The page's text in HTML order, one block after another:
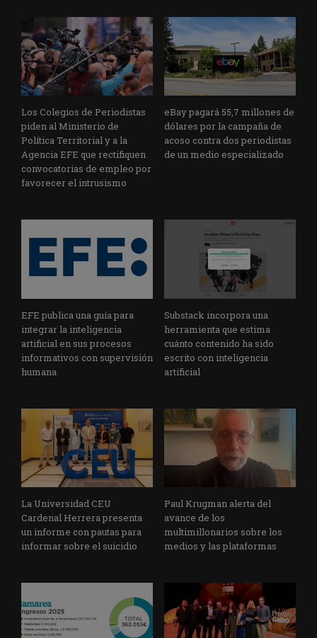
Los Colegios de Periodistas
piden al Ministerio de
Política Territorial y a la
Agencia EFE que rectifiquen
convocatorias de empleo por
favorecer el intrusismo
eBay pagará 55,7 millones de
dólares por la campaña de
acoso contra dos periodistas
de un medio especializado
EFE publica una guía para
integrar la inteligencia
artificial en sus procesos
informativos con supervisión
humana
Substack incorpora una
herramienta que estima
cuánto contenido ha sido
escrito con inteligencia
artificial
La Universidad CEU
Cardenal Herrera presenta
un informe con pautas para
informar sobre el suicidio
Paul Krugman alerta del
avance de los
multimillonarios sobre los
medios y las plataformas